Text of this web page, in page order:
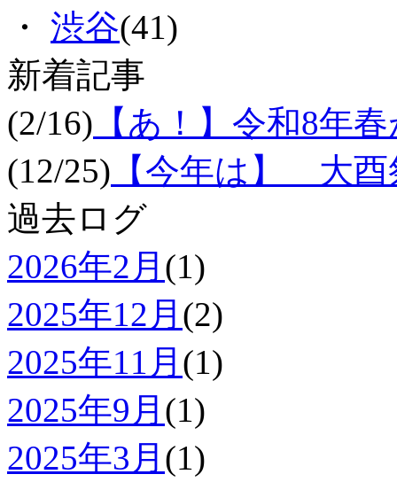
・ 渋谷(41)
新着記事
(2/16) 【あ！】令和8年
(12/25) 【今年は】 大
過去ログ
2026年2月 (1)
2025年12月 (2)
2025年11月 (1)
2025年9月 (1)
2025年3月 (1)